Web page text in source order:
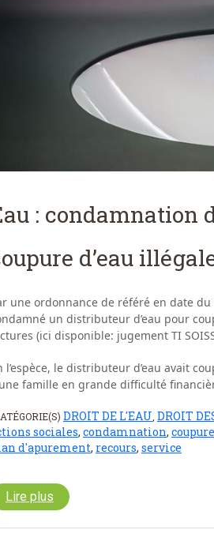
: condamnation
d’eau
une ordonnance de référé en date du
un distributeur d’eau pour
(ici disponible: jugement TI
l’espèce, le distributeur d’eau avait
famille en grande difficulté
DROIT DE L'EAU DROIT
sociales, condamnation, coupure
d'apurement, recours, service
Lire plus